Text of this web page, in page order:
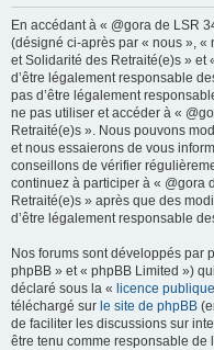
En accédant à « @gora de LSR
(désigné ci-après par « nous », «
et Solidarité des Retraité(e)s » et
d’être légalement responsable
pas d’être légalement
ne pas utiliser et accéder à «
Retraité(e)s ». Nous pouvons
et nous essaierons de vous
conseillons de vérifier
continuez à participer à « @gora
Retraité(e)s » après que des
d’être légalement responsable
Nos forums sont développés par
phpBB » et « phpBB Limited »)
déclaré sous la « licence
téléchargé sur le site de phpBB
de faciliter les discussions sur
être tenu comme responsable